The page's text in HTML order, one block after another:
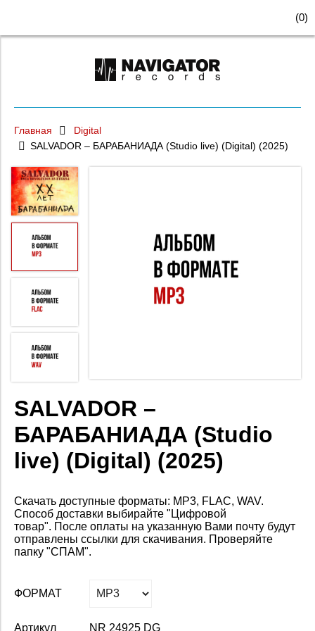
(0)
Главная
Digital
SALVADOR – БАРАБАНИАДА (Studio live) (Digital) (2025)
SALVADOR –
БАРАБАНИАДА (Studio
live) (Digital) (2025)
Скачать доступные форматы: MP3, FLAC, WAV.
Способ доставки выбирайте "Цифровой
товар". После оплаты на указанную Вами почту будут
отправлены ссылки для скачивания. Проверяйте
папку "СПАМ".
ФОРМАТ
Артикул NR 24925 DG